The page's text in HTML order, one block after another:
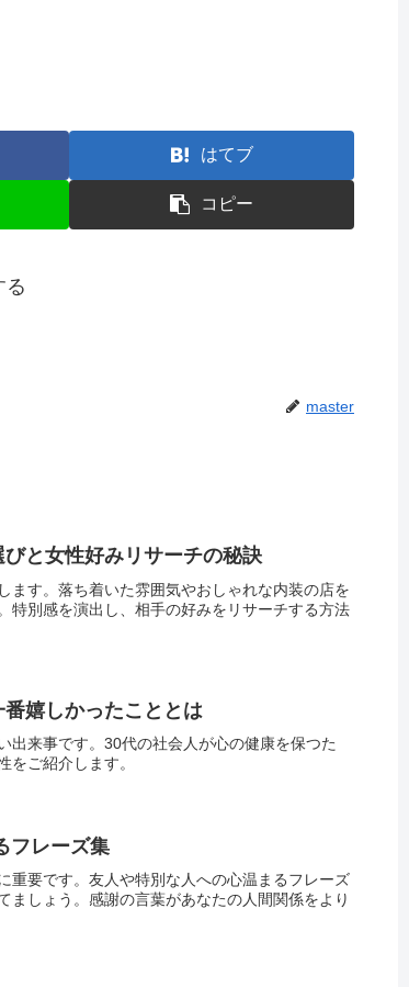
はてブ
コピー
る
master
と女性好みリサーチの秘訣
ます。落ち着いた雰囲気やおしゃれな内装の店を
特別感を演出し、相手の好みをリサーチする方法
嬉しかったこととは
出来事です。30代の社会人が心の健康を保つた
をご紹介します。
フレーズ集
重要です。友人や特別な人への心温まるフレーズ
ましょう。感謝の言葉があなたの人間関係をより